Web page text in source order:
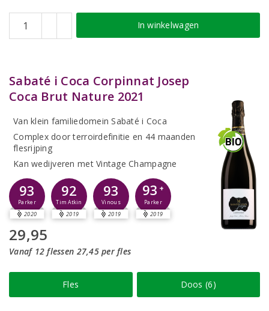
In winkelwagen
Sabaté i Coca Corpinnat Josep
Coca Brut Nature 2021
Van klein familiedomein Sabaté i Coca
Complex door terroirdefinitie en 44 maanden
flesrijping
Kan wedijveren met Vintage Champagne
93
Parker
2020
92
Tim Atkin
2019
93
Vinous
2019
93 +
Parker
2019
29,95
Vanaf 12 flessen 27,45 per fles
Fles Doos (6)